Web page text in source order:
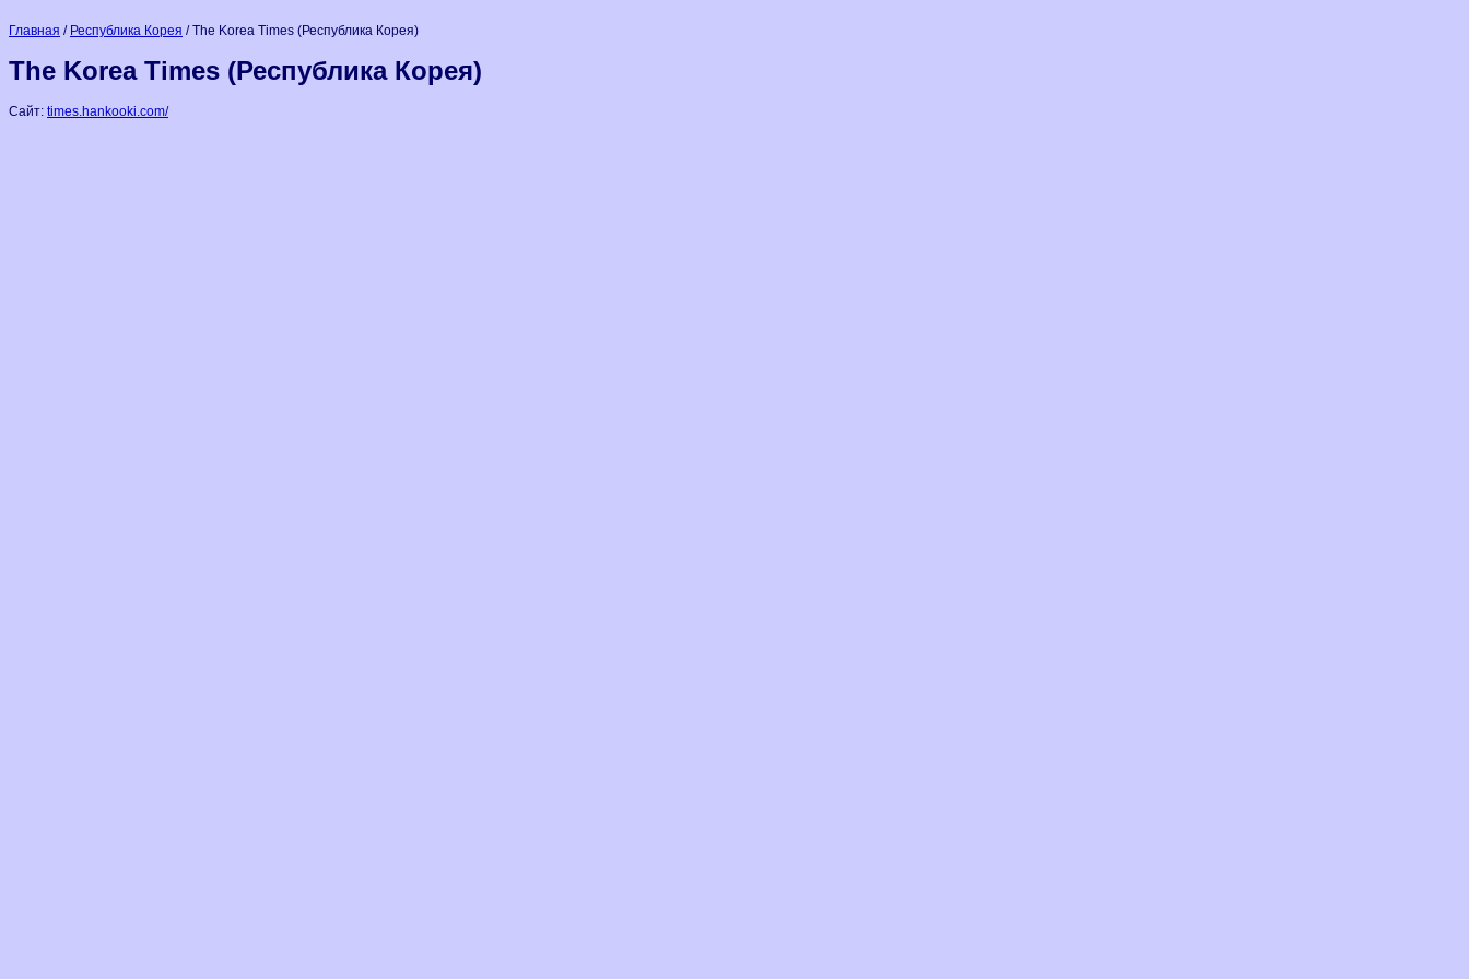
Главная / Республика Корея / The Korea Times (Республика Корея)
The Korea Times (Республика Корея)
Сайт: times.hankooki.com/